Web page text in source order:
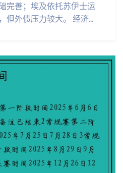
完善；埃及依托苏伊士运
外债压力较大。 经济...